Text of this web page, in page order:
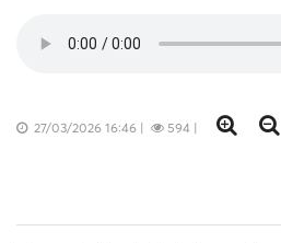
27/03/2026 16:46 | 594 |